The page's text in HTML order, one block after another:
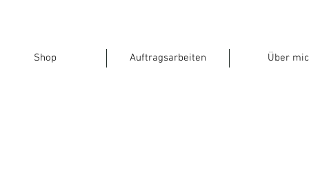
Shop Auftragsarbeiten Über